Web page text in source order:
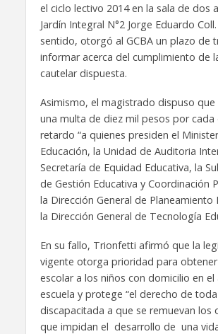
el ciclo lectivo 2014 en la sala de dos
Jardín Integral N°2 Jorge Eduardo
sentido, otorgó al GCBA un plazo de
informar acerca del cumplimiento de
cautelar dispuesta.
Asimismo, el magistrado dispuso que
una multa de diez mil pesos por cada
retardo “a quienes presiden el
Educación, la Unidad de Auditoria
Secretaría de Equidad Educativa, la
de Gestión Educativa y Coordinación
la Dirección General de Planeamiento
la Dirección General de Tecnología
En su fallo, Trionfetti afirmó que la
vigente otorga prioridad para obtener
escolar a los niños con domicilio en el
escuela y protege “el derecho de
discapacitada a que se remuevan los
que impidan el desarrollo de una